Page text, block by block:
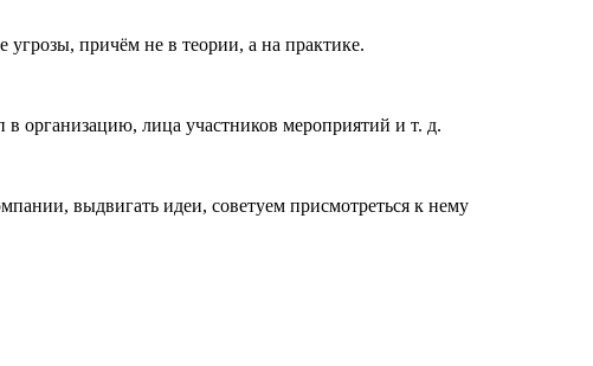
угрозы, причём не в теории, а на практике.
в организацию, лица участников мероприятий и т. д.
выдвигать идеи, советуем присмотреться к нему